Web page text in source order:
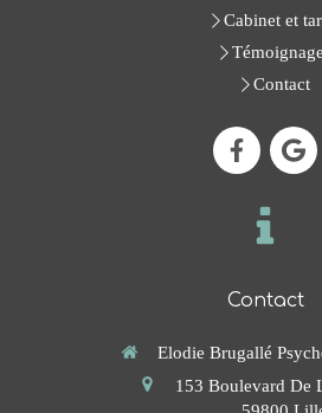
Cabinet et
Contact
Contact
Elodie Brugallé
153 Boulevard De